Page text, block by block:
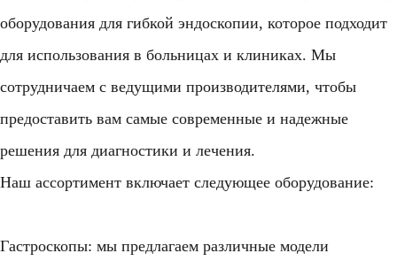
оборудования для гибкой эндоскопии, которое подходит
для использования в больницах и клиниках. Мы
сотрудничаем с ведущими производителями, чтобы
предоставить вам самые современные и надежные
решения для диагностики и лечения.
Наш ассортимент включает следующее оборудование:
Гастроскопы: мы предлагаем различные модели